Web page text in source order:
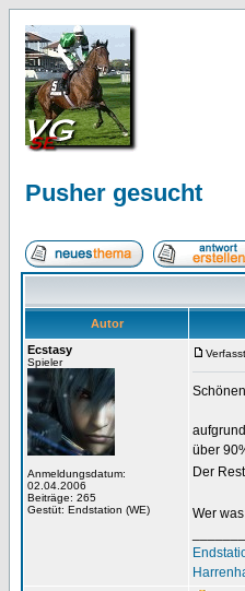
Pusher gesucht
Autor
Ecstasy
Spieler
Anmeldungsdatum:
02.04.2006
Beiträge: 265
Gestüt: Endstation (WE)
über
Der
Wer